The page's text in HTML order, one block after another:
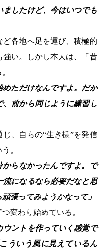
したけど、今はいつでも
各地へ足を運び、積極的
強い。しかし本人は、「昔
めただけなんですよ。だか
、前から同じように練習し
じ、自らの“生き様”を発信
。
からなかったんですよ。で
流になるなら必要だなと思
張ってみようかなって」
変わり始めている。
ウントを作っていく感覚で
ういう風に見えているん